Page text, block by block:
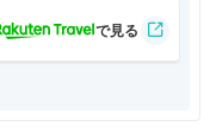
50％源泉のぬる湯で体
が、お尻の穴の粘膜がヒ